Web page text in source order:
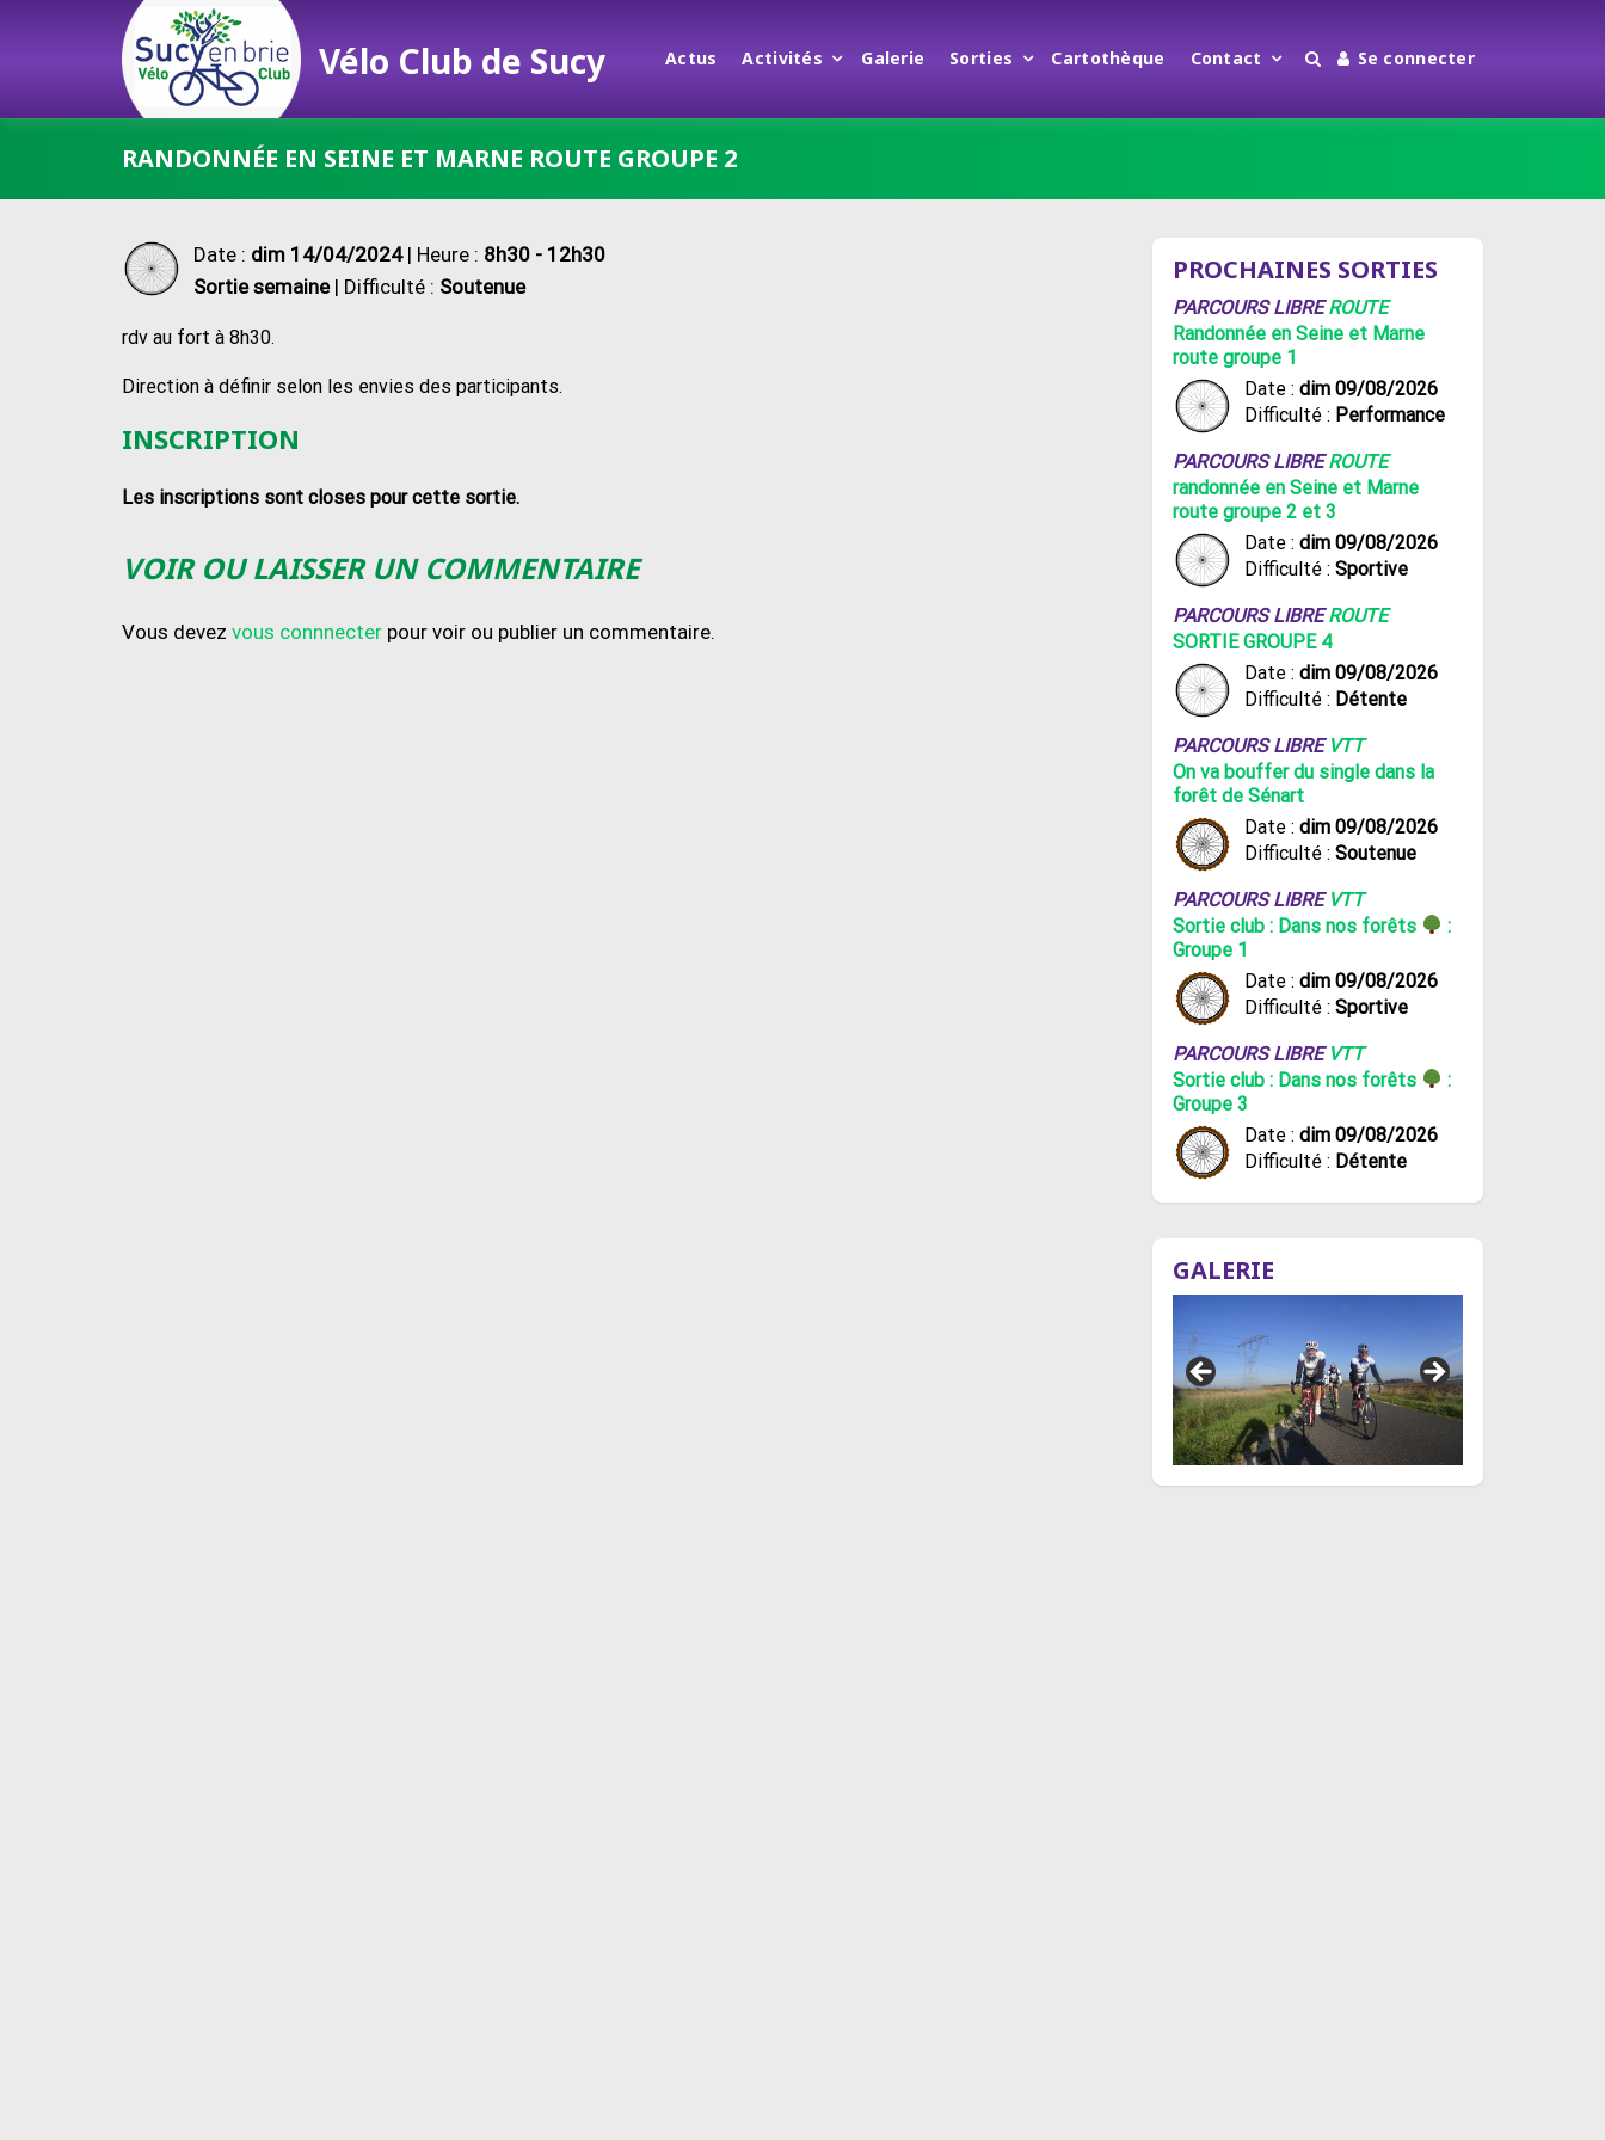
Vélo Club de Sucy Actus Activités Galerie Sorties Cartothèque Contact Se connecter
RANDONNÉE EN SEINE ET MARNE ROUTE GROUPE 2
Date : dim 14/04/2024| Heure : 8h30 - 12h30
Sortie semaine| Difficulté : Soutenue
rdv au fort à 8h30.
Direction à définir selon les envies des participants.
INSCRIPTION
Les inscriptions sont closes pour cette sortie.
VOIR OU LAISSER UN COMMENTAIRE
Vous devez vous connnecter pour voir ou publier un commentaire.
PROCHAINES SORTIES
PARCOURS LIBREROUTE
Randonnée en Seine et Marne
route groupe 1
Date : dim 09/08/2026
Difficulté : Performance
PARCOURS LIBREROUTE
randonnée en Seine et Marne
route groupe 2 et 3
Date : dim 09/08/2026
Difficulté : Sportive
PARCOURS LIBREROUTE
SORTIE GROUPE 4
Date : dim 09/08/2026
Difficulté : Détente
PARCOURS LIBRE VTT
On va bouffer du single dans la
forêt de Sénart
Date : dim 09/08/2026
Difficulté : Soutenue
PARCOURS LIBRE VTT
Sortie club : Dans nos forêts
:
Groupe 1
Date : dim 09/08/2026
Difficulté : Sportive
PARCOURS LIBRE VTT
Sortie club : Dans nos forêts
:
Groupe 3
Date : dim 09/08/2026
Difficulté : Détente
GALERIE